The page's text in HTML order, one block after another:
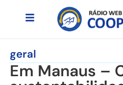
geral
Em Manaus –